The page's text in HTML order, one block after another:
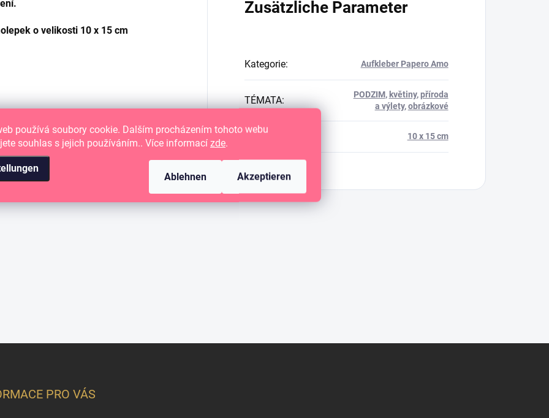
používá soubory cookie. Dalším procházením tohoto webu
souhlas s jejich používáním.. Více informací zde.
Ablehnen Akzeptieren
o velikosti 10 x 15 cm
Zusätzliche Parameter
Kategorie: Aufkleber Papero Amo
TÉMATA: PODZIM, květiny,příroda
a výlety,obrázkové
Velikost 10 x 15 cm
PRO VÁS